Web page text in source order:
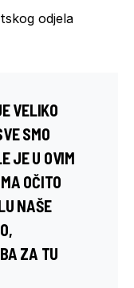
odjela
VELIKO
SMO
JE U OVIM
OČITO
NAŠE
ZA TU